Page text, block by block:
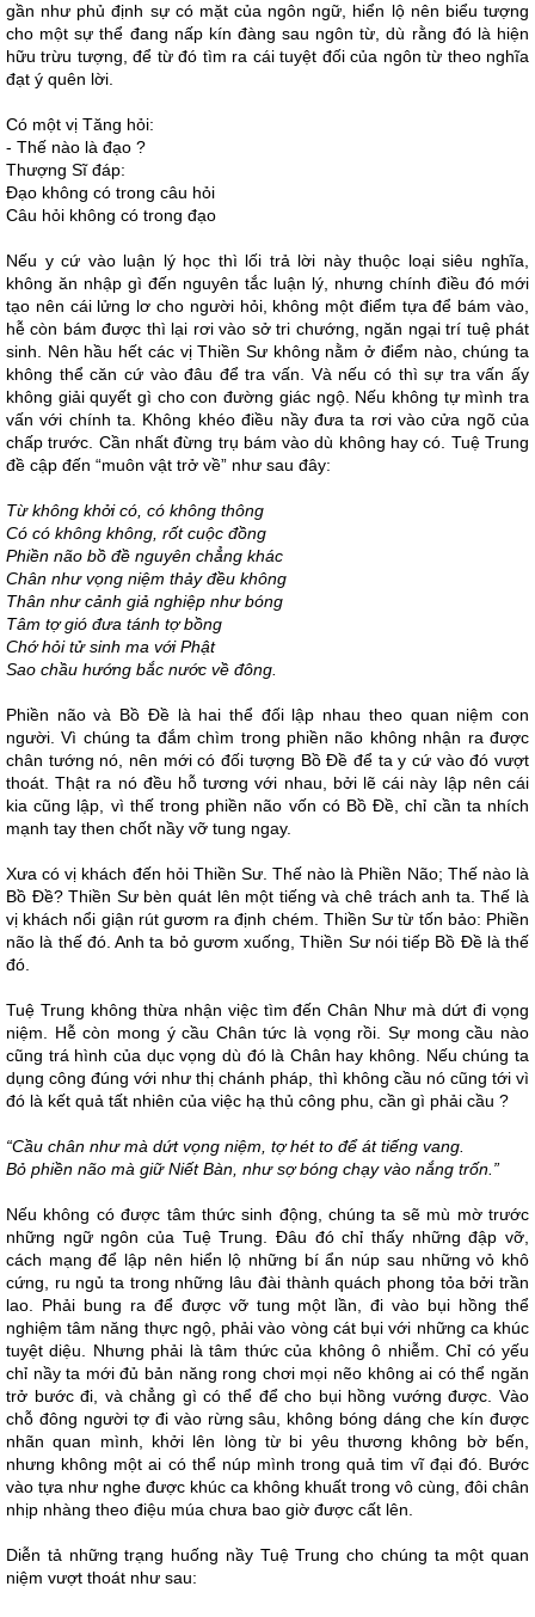
gần như phủ định sự có mặt của ngôn ngữ, hiển lộ nên biểu tượng
cho một sự thể đang nấp kín đàng sau ngôn từ, dù rằng đó là hiện
hữu trừu tượng, để từ đó tìm ra cái tuyệt đối của ngôn từ theo nghĩa
đạt ý quên lời.
Có một vị Tăng hỏi:
- Thế nào là đạo ?
Thượng Sĩ đáp:
Đạo không có trong câu hỏi
Câu hỏi không có trong đạo
Nếu y cứ vào luận lý học thì lối trả lời này thuộc loại siêu nghĩa,
không ăn nhập gì đến nguyên tắc luận lý, nhưng chính điều đó mới
tạo nên cái lửng lơ cho người hỏi, không một điểm tựa để bám vào,
hễ còn bám được thì lại rơi vào sở tri chướng, ngăn ngại trí tuệ phát
sinh. Nên hầu hết các vị Thiền Sư không nằm ở điểm nào, chúng ta
không thể căn cứ vào đâu để tra vấn. Và nếu có thì sự tra vấn ấy
không giải quyết gì cho con đường giác ngộ. Nếu không tự mình tra
vấn với chính ta. Không khéo điều nầy đưa ta rơi vào cửa ngõ của
chấp trước. Cần nhất đừng trụ bám vào dù không hay có. Tuệ Trung
đề cập đến “muôn vật trở về” như sau đây:
Từ không khởi có, có không thông
Có có không không, rốt cuộc đồng
Phiền não bồ đề nguyên chẳng khác
Chân như vọng niệm thảy đều không
Thân như cảnh giả nghiệp như bóng
Tâm tợ gió đưa tánh tợ bồng
Chớ hỏi tử sinh ma với Phật
Sao chầu hướng bắc nước về đông.
Phiền não và Bồ Đề là hai thể đối lập nhau theo quan niệm con
người. Vì chúng ta đắm chìm trong phiền não không nhận ra được
chân tướng nó, nên mới có đối tượng Bồ Đề để ta y cứ vào đó vượt
thoát. Thật ra nó đều hỗ tương với nhau, bởi lẽ cái này lập nên cái
kia cũng lập, vì thế trong phiền não vốn có Bồ Đề, chỉ cần ta nhích
mạnh tay then chốt nầy vỡ tung ngay.
Xưa có vị khách đến hỏi Thiền Sư. Thế nào là Phiền Não; Thế nào là
Bồ Đề? Thiền Sư bèn quát lên một tiếng và chê trách anh ta. Thế là
vị khách nổi giận rút gươm ra định chém. Thiền Sư từ tốn bảo: Phiền
não là thế đó. Anh ta bỏ gươm xuống, Thiền Sư nói tiếp Bồ Đề là thế
đó.
Tuệ Trung không thừa nhận việc tìm đến Chân Như mà dứt đi vọng
niệm. Hễ còn mong ý cầu Chân tức là vọng rồi. Sự mong cầu nào
cũng trá hình của dục vọng dù đó là Chân hay không. Nếu chúng ta
dụng công đúng với như thị chánh pháp, thì không cầu nó cũng tới vì
đó là kết quả tất nhiên của việc hạ thủ công phu, cần gì phải cầu ?
“Cầu chân như mà dứt vọng niệm, tợ hét to để át tiếng vang.
Bỏ phiền não mà giữ Niết Bàn, như sợ bóng chạy vào nắng trốn.”
Nếu không có được tâm thức sinh động, chúng ta sẽ mù mờ trước
những ngữ ngôn của Tuệ Trung. Đâu đó chỉ thấy những đập vỡ,
cách mạng để lập nên hiển lộ những bí ẩn núp sau những vỏ khô
cứng, ru ngủ ta trong những lâu đài thành quách phong tỏa bởi trần
lao. Phải bung ra để được vỡ tung một lần, đi vào bụi hồng thể
nghiệm tâm năng thực ngộ, phải vào vòng cát bụi với những ca khúc
tuyệt diệu. Nhưng phải là tâm thức của không ô nhiễm. Chỉ có yếu
chỉ nầy ta mới đủ bản năng rong chơi mọi nẽo không ai có thể ngăn
trở bước đi, và chẳng gì có thể để cho bụi hồng vướng được. Vào
chỗ đông người tợ đi vào rừng sâu, không bóng dáng che kín được
nhãn quan mình, khởi lên lòng từ bi yêu thương không bờ bến,
nhưng không một ai có thể núp mình trong quả tim vĩ đại đó. Bước
vào tựa như nghe được khúc ca không khuất trong vô cùng, đôi chân
nhịp nhàng theo điệu múa chưa bao giờ được cất lên.
Diễn tả những trạng huống nầy Tuệ Trung cho chúng ta một quan
niệm vượt thoát như sau: